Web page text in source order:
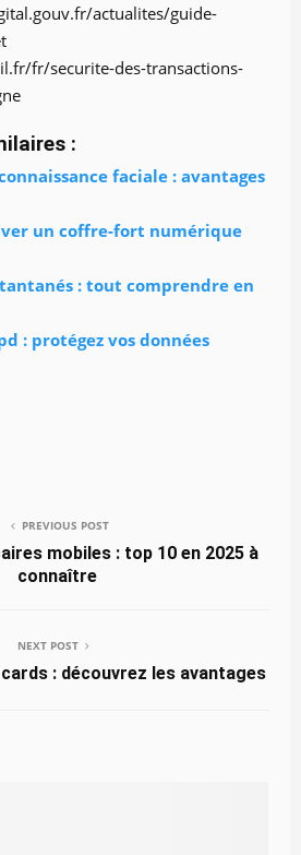
actualites/guide-
fr/securite-des-transactions-
:
faciale : avantages
un coffre-fort numérique
: tout comprendre en
: protégez vos données
PREVIOUS POST
mobiles : top 10 en 2025 à
connaître
NEXT POST
: découvrez les avantages